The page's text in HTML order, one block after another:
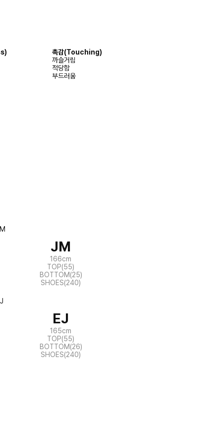
촉감(Touching)
까슬거림
적당함
부드러움
JM
166cm
TOP(55)
BOTTOM(25)
SHOES(240)
EJ
165cm
TOP(55)
BOTTOM(26)
SHOES(240)